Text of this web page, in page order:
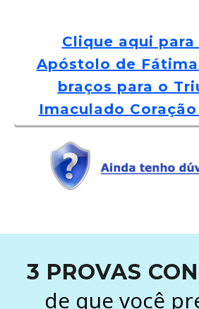
Clique aqui para
Apóstolo de
braços para o
Imaculado
3 PROVAS
de que você